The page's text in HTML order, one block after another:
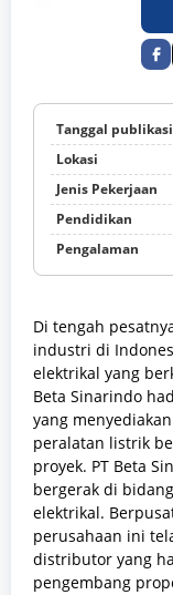
Tanggal publikasi
Lokasi
Jenis Pekerjaan
Pendidikan
Pengalaman
Di tengah
industri di
elektrikal yang
Beta Sinarindo
yang
peralatan listrik
proyek. PT Beta
bergerak di
elektrikal.
perusahaan ini
distributor yang
pengembang